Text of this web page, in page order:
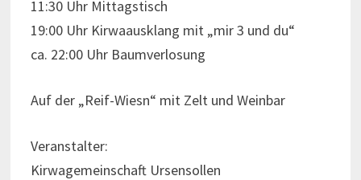
11:30 Uhr Mittagstisch
19:00 Uhr Kirwaausklang mit „mir 3 und du“
ca. 22:00 Uhr Baumverlosung
Auf der „Reif-Wiesn“ mit Zelt und Weinbar
Veranstalter:
Kirwagemeinschaft Ursensollen